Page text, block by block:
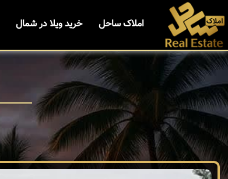
املاک ساحل خرید ویلا در شمال